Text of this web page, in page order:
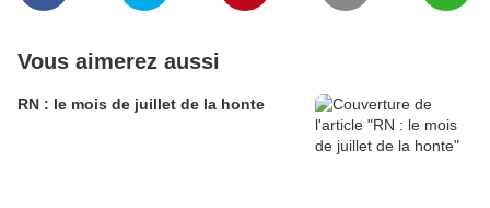
Vous aimerez aussi
RN : le mois de juillet de la honte